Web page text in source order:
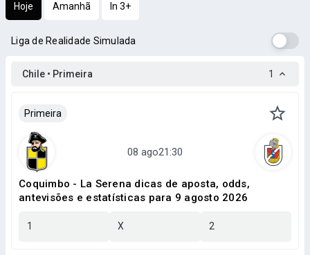
Hoje Amanhã In 3+
Liga de Realidade Simulada
Chile • Primeira 1
Primeira
Coquimbo - La Serena dicas de aposta, odds,
antevisões e estatísticas para 9 agosto 2026
1 X 2